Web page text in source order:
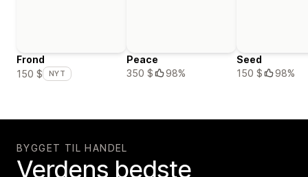
Frond
150 $
NYT
Peace
350 $
98%
Seed
150 $
98%
BYGGET TIL HANDEL
Verdens bedste